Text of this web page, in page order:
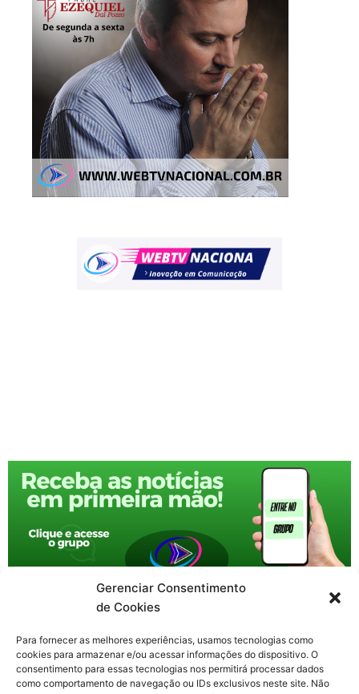
Gerenciar Consentimento
de Cookies
Para fornecer as melhores experiências, usamos tecnologias como
cookies para armazenar e/ou acessar informações do dispositivo. O
consentimento para essas tecnologias nos permitirá processar dados
como comportamento de navegação ou IDs exclusivos neste site. Não